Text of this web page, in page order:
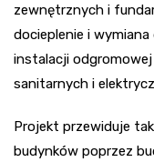
zewnętrznych i
docieplenie i
instalacji
sanitarnych i
Projekt przewiduje
budynków poprzez